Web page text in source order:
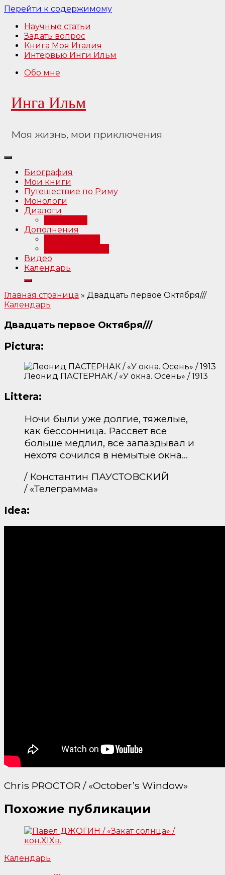
Перейти к содержимому
Научные статьи
Задать вопрос
Книга Моя Италия
Интервью Инги Ильм
Обо мне
Инга Ильм
Моя жизнь, мои приключения
Биография
Мои книги
Путешествие по Риму
Монологи
Диалоги
Дополнения
Видео
Календарь
Главная страница » Двадцать первое Октября///
Календарь
Двадцать первое Октября///
Pictura:
Леонид ПАСТЕРНАК / «У окна. Осень» / 1913
Littera:
Ночи были уже долгие, тяжелые,
как бессонница. Рассвет все
больше медлил, все запаздывал и
нехотя сочился в немытые окна…
/ Константин ПАУСТОВСКИЙ
/ «Телеграмма»
Idea:
Chris PROCTOR / «October’s Window»
Похожие публикации
Календарь